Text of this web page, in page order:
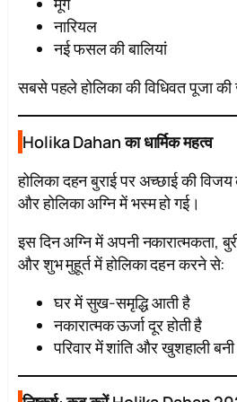
नारियल
नई फसल की बालियां
सबसे पहले होलिका की विधिवत पूजा की
Holika Dahan का धार्मिक महत्व
होलिका दहन बुराई पर अच्छाई की
और होलिका अग्नि में भस्म हो गई।
इस दिन अग्नि में अपनी नकारात्मकता,
और शुभ मुहूर्त में होलिका दहन करने से:
घर में सुख-समृद्धि आती है
नकारात्मक ऊर्जा दूर होती है
परिवार में शांति और खुशहाली